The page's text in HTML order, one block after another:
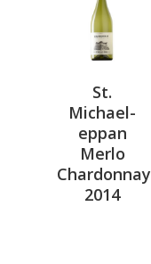
St.
Michael-
eppan
Merlo
Chardonnay
2014